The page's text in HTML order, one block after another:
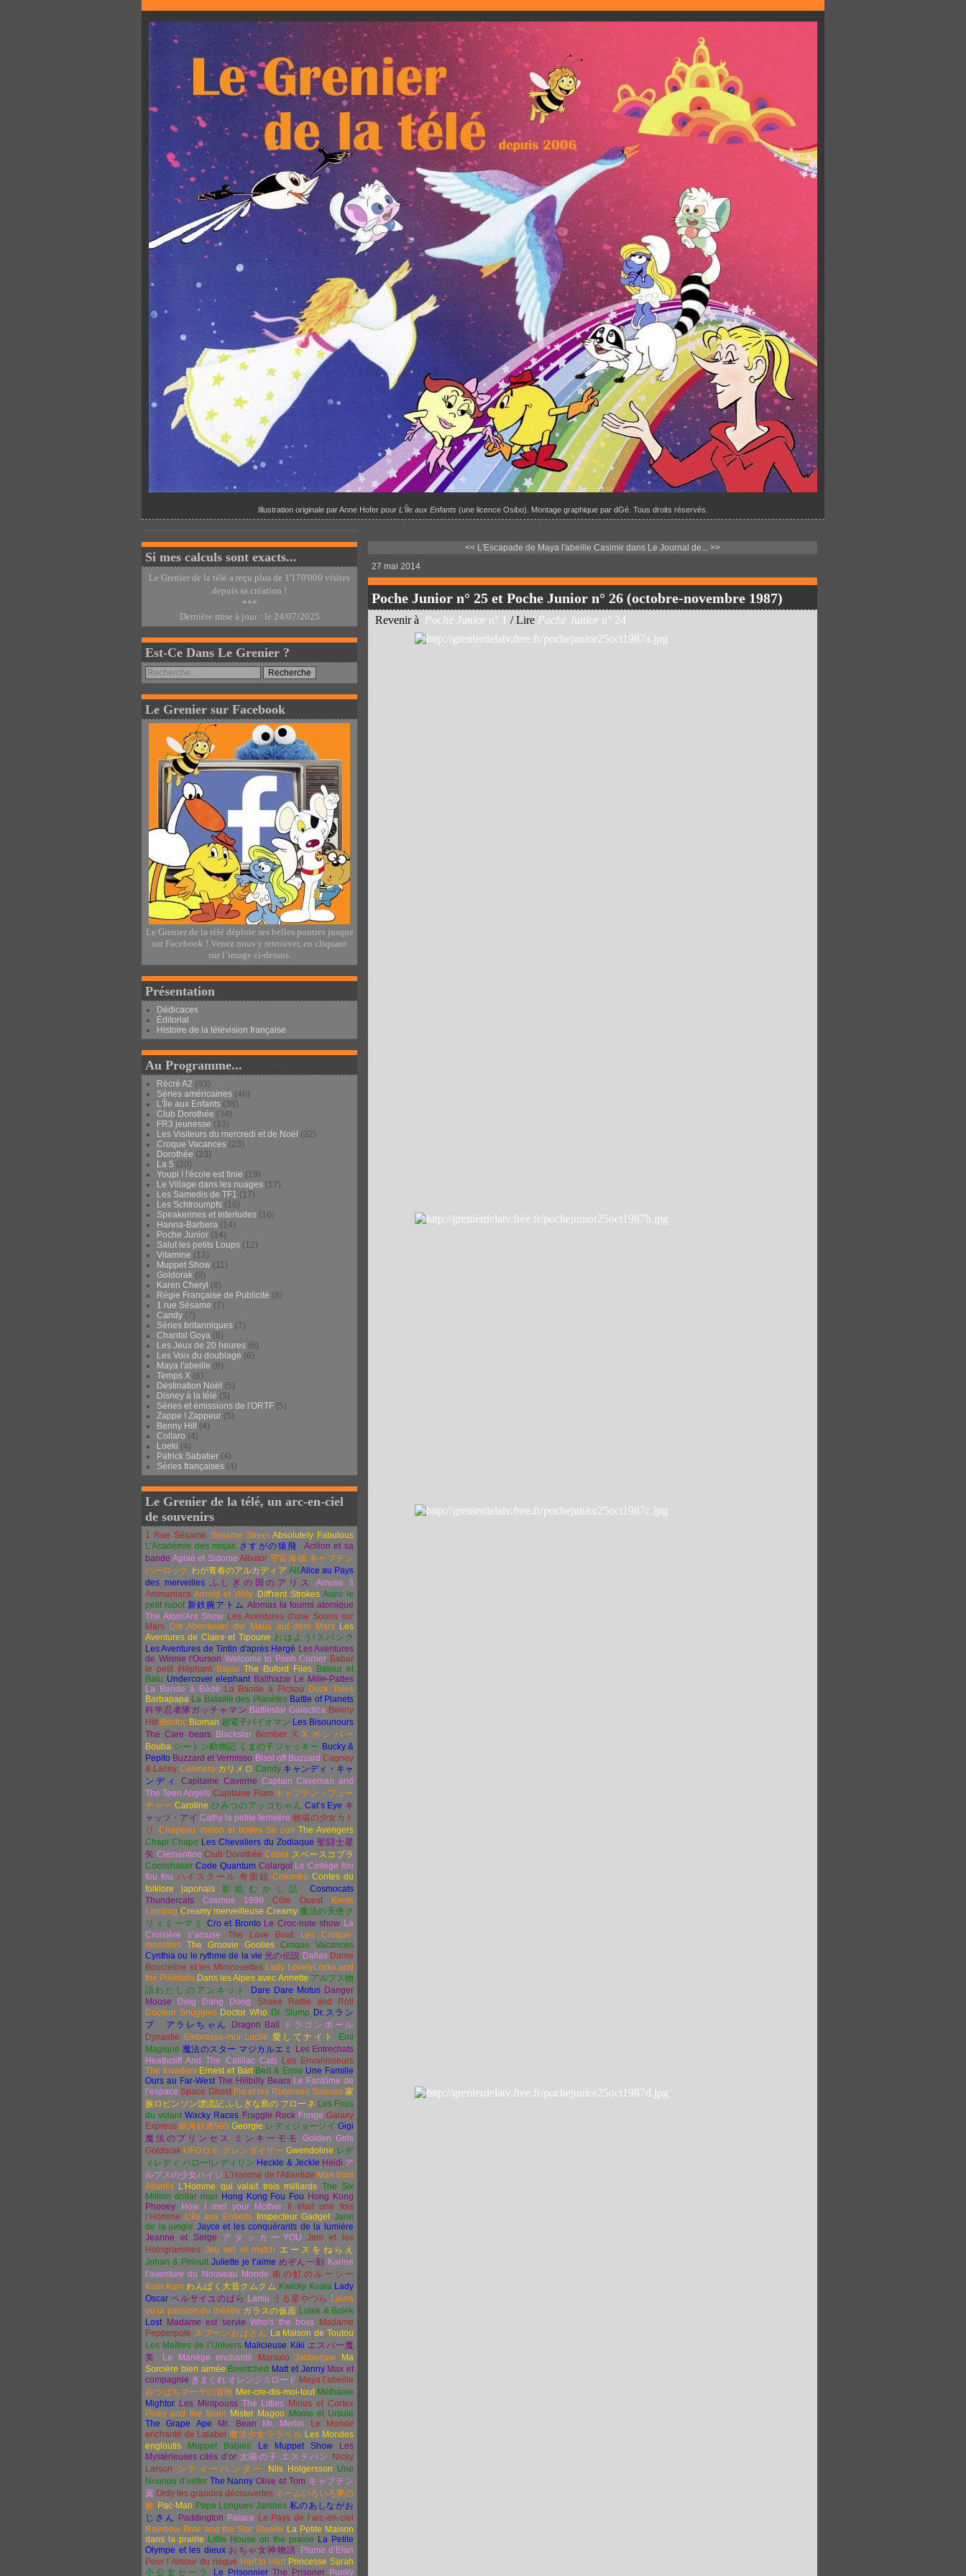
Illustration originale par Anne Hofer pour L'Île aux Enfants (une licence Osibo). Montage graphique par dGé. Tous droits réservés.
Si mes calculs sont exacts...
Le Grenier de la télé a reçu plus de 1'170'000 visites
depuis sa création !
***
Dernière mise à jour : le 24/07/2025
Est-Ce Dans Le Grenier ?
Le Grenier sur Facebook
Le Grenier de la télé déploie ses belles poutres jusque
sur Facebook ! Venez nous y retrouver, en cliquant
sur l’image ci-dessus.
Présentation
Dédicaces
Éditorial
Histoire de la télévision française
Au Programme...
Récré A2 (93)
Séries américaines (46)
L'Île aux Enfants (38)
Club Dorothée (34)
FR3 jeunesse (33)
Les Visiteurs du mercredi et de Noël (32)
Croque Vacances (23)
Dorothée (23)
La 5 (20)
Youpi ! l'école est finie (19)
Le Village dans les nuages (17)
Les Samedis de TF1 (17)
Les Schtroumpfs (16)
Speakerines et interludes (16)
Hanna-Barbera (14)
Poche Junior (14)
Salut les petits Loups (12)
Vitamine (12)
Muppet Show (11)
Goldorak (9)
Karen Cheryl (8)
Régie Française de Publicité (8)
1 rue Sésame (7)
Candy (7)
Séries britanniques (7)
Chantal Goya (6)
Les Jeux de 20 heures (6)
Les Voix du doublage (6)
Maya l'abeille (6)
Temps X (6)
Destination Noël (5)
Disney à la télé (5)
Séries et émissions de l'ORTF (5)
Zappe ! Zappeur (5)
Benny Hill
(4)
Collaro (4)
Loeki (4)
Patrick Sabatier (4)
Séries françaises (4)
Le Grenier de la télé, un arc-en-ciel
de souvenirs
1 Rue Sésame Sesame Street Absolutely Fabulous
L’Académie des ninjas さすがの猿飛
Acilion et sa
bande Aglaé et Sidonie Albator 宇宙海賊 キャプテン
ハーロック わが青春のアルカディア AlfAlice au Pays
des merveilles ふしぎの国のアリス
Amuse 3
Animaniacs Arnold et Willy Diff'rent Strokes Astro le
petit robot 新鉄腕アトム Atomas la fourmi atomique
The Atom'Ant Show Les Aventures d'une Souris sur
Mars
Die Abenteuer der Maus auf dem Mars
Les
Aventures de Claire et Tipoune おはよ う ! スパンク
Les Aventures de Tintin d'après Hergé Les Aventures
de Winnie l'Ourson Welcome to Pooh Corner Babar
le petit éléphant Bajou The Buford Files Balour et
Balu Undercover elephant Balthazar Le Mille-Pattes
La Bande à Bédé
La Bande à Picsou
Duck Tales
Barbapapa La Bataille des Planètes Battle of Planets
科学忍者隊ガッチャマン Battlestar Galactica Benny
Hill
Bibifoc Bioman 超電子バイオマン Les Bisounours
The Care bears Blackstar Bomber X Xボンバー
Bouba シートン動物記 くまの子ジャッキー Bucky &
Pepito Buzzard et Vermisso Blast off Buzzard Cagney
& Lacey Calimero カリメロ Candy キャンディ・キャ
ンディ
Capitaine Caverne Captain Caveman and
The Teen Angels Capitaine Flam キャプテン ・ フュー
チャー Caroline ひみつのアッコちゃん Cat’s Eye キ
ャッツ・アイ Cathy la petite fermière 牧場の少女カト
リ
Chapeau melon et bottes de cuir The Avengers
Chapi Chapo Les Chevaliers du Zodiaque 聖闘士星
矢 Clémentine Club Dorothée Cobra スペースコブラ
Cocoshaker Code Quantum Colargol
Le Collège fou
fou fou ハイスクール 奇面組 Columbo Contes du
folklore japonais
影絵むかし話
Cosmocats
Thundercats
Cosmos 1999 Côte Ouest
Knots
Landing Creamy merveilleuse Creamy 魔法の天使ク
リィミーマミ
Cro et Bronto Le Croc-note show La
Croisière s’amuse
The Love Boat
Les Croque-
monstres The Groovie Goolies Croque Vacances
Cynthia ou le rythme de la vie 光の伝説 Dallas Dame
Boucleline et les Minicouettes Lady LovelyLocks and
the Pixietails Dans les Alpes avec Annette アルプス物
語わたしのアンネット
Dare Dare Motus Danger
Mouse
Ding Dang Dong
Shake Rattle and Roll
Docteur Snuggles Doctor Who Dr. Slump Dr. スラン
プ
アラレちゃん Dragon Ball
ドラゴンボール
Dynastie
Embrasse-moi Lucile 愛してナイト
Emi
Magique 魔法のスター マジカルエミ
Les Entrechats
Heathcliff And The Catillac Cats Les Envahisseurs
The Invaders Ernest et Bart Bert & Ernie Une Famille
Ours au Far-West The Hillbilly Bears Le Fantôme de
l’espace Space Ghost Flo et les Robinson Suisses 家
族ロビンソン漂流記 ふしぎな島の フローネ Les Fous
du volant Wacky Races Fraggle Rock Fringe Galaxy
Express 銀河鉄道999 Georgie レディジョージイ Gigi
魔法のプリンセス ミンキ ーモモ
Golden Girls
Goldorak UFO ロボ グレンダイザー Gwendoline レデ
ィレディ ハロー!レディリン Heckle & Jeckle Heidi ア
ルプスの少女ハイジ L'Homme de l'Atlantide Man from
Atlantis L'Homme qui valait trois milliards The Six
Million dollar man Hong Kong Fou Fou Hong Kong
Phooey
How I met your Mother
Il était une fois
l’Homme
L’Île aux Enfants Inspecteur Gadget Jane
de la jungle Jayce et les conquérants de la lumière
Jeanne et Serge
アタッカー YOU Jem et les
Hologrammes Jeu set et match エースをねらえ
Johan & Pirlouit Juliette je t’aime めぞん一刻
Karine
l’aventure du Nouveau Monde 南の虹のルーシー
Kum Kum わんぱく大昔クムクム Kwicky Koala Lady
Oscar ベルサイユのばら Lamu うる星やつら
Laura
ou la passion du théâtre ガラスの仮面 Lolek & Bolek
Lost
Madame est servie Who's the boss
Madame
Pepperpote スプーンおばさん La Maison de Toutou
Les Maîtres de l’Univers Malicieuse Kiki エスパー魔
美
Le Manège enchanté Mantalo Jabberjaw
Ma
Sorcière bien aimée Bewitched Matt et Jenny Max et
compagnie きまぐれ オレンジ☆ロード Maya l’abeille
みつばちマーヤの冒険 Mer-cre-dis-moi-tout Méthanie
Mightor Les Minipouss The Littles Minus et Cortex
Pinky and the Brain Mister Magoo
Momo et Ursule
The Grape Ape
Mr. Bean Mr. Merlin
Le Monde
enchanté de Lalabel
魔法少女ララベル Les Mondes
engloutis
Muppet Babies Le Muppet Show
Les
Mystérieuses cités d’or 太陽の子 エステバン
Nicky
Larson シティーハンター Nils Holgersson Une
Nounou d’enfer The Nanny Olive et Tom キャプテン
翼 Ordy les grandes découvertes ミームいろいろ夢の
旅 Pac-Man Papa Longues Jambes 私のあしながお
じさん
Paddington Palace Le Pays de l’arc-en-ciel
Rainbow Brite and the Star Stealer La Petite Maison
dans la prairie Little House on the prairie La Petite
Olympe et les dieux おちゃ女神物語
Plume d’Elan
Pour l’Amour du risque Hart to Hart Princesse Sarah
小公女セーラ
Le Prisonnier The Prisoner Punky
<< L'Escapade de Maya l'abeille Casimir dans Le Journal de... >>
27 mai 2014
Poche Junior n° 25 et Poche Junior n° 26 (octobre-novembre 1987)
Revenir à Poche Junior n° 1 / Lire Poche Junior n° 24